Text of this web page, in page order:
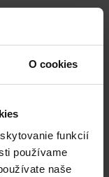
O cookies
funkcií
používame
naše
7,3 m